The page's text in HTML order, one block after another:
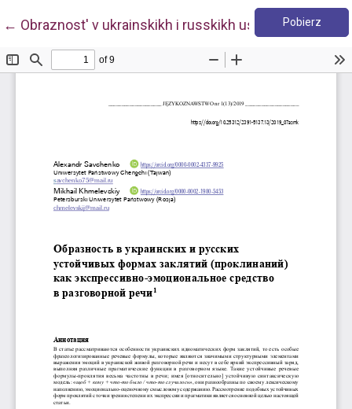
← Wróć do szczegółów artykułu
Obraznost' v ukrainskikh i russkikh ustoychivykh
Pobierz